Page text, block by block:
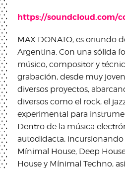
https://soundcloud.com/
MAX DONATO, es oriundo
Argentina. Con una sólida
músico, compositor y
grabación, desde muy
diversos proyectos,
diversos como el rock, el
experimental para
Dentro de la música
autodidacta, incursionando
Mínimal House, Deep
House y Mínimal Techno,